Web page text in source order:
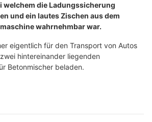
welchem die Ladungssicherung
und ein lautes Zischen aus dem
wahrnehmbar war.
eigentlich für den Transport von Autos
hintereinander liegenden
Betonmischer beladen.